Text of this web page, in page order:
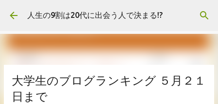
スキップしてメイン コンテンツに移動
人生の9割は20代に出会う人で決まる!?
大学生のブログランキング ５月２１
日まで